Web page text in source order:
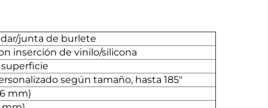
junta de burlete
inserción de vinilo/silicona
según tamaño, hasta 185"
mm)